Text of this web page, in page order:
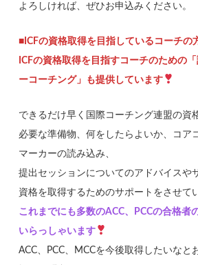
よろしければ、ぜひお申込みください。
■ICFの資格取得を目指しているコーチの
ICFの資格取得を目指すコーチのための
ーコーチング」も提供しています
できるだけ早く国際コーチング連盟の資
必要な準備物、何をしたらよいか、コア
マーカーの読み込み、
提出セッションについてのアドバイスや
資格を取得するためのサポートをさせて
これまでにも多数のACC、PCCの合格者
いらっしゃいます
ACC、PCC、MCCを今後取得したいなと